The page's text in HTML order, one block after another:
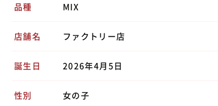
品種 MIX
店舗名 ファクトリー店
誕生日 2026年4月5日
性別 女の子